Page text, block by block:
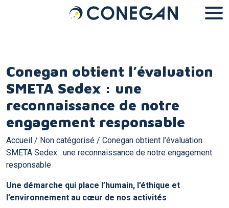
Panneau de gestion des cookies
Conegan obtient l’évaluation
SMETA Sedex : une
reconnaissance de notre
engagement responsable
Accueil / Non catégorisé / Conegan obtient l’évaluation
SMETA Sedex : une reconnaissance de notre engagement
responsable
Une démarche qui place l’humain, l’éthique et
l’environnement au cœur de nos activités